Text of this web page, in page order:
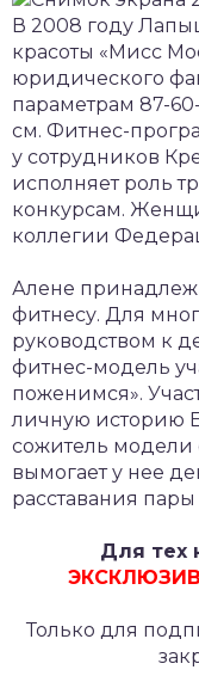
В 2008 году
красоты «Мисс
юридического
параметрам 87-
см. Фитнес-
у сотрудников
исполняет роль
конкурсам.
коллегии
Алене
фитнесу. Для
руководством к
фитнес-модель
поженимся».
личную историю
сожитель
вымогает у нее
расставания
Для тех
Только для